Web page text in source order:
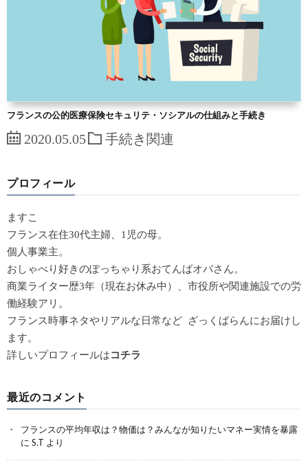
フランスの公的医療保険セキュリテ・ソシアルの仕組みと手続き
2020.05.05 手続き関連
プロフィール
ますこ
フランス在住30代主婦、1児の母。
個人事業主。
おしゃべり好きのぽっちゃり系おてんばオバさん。
商業ライター歴3年（現在お休み中）、市役所や関連施設での労
働経験アリ。
フランス時事ネタやリアルな日常など ざっくばらんにお届けし
ます。
詳しいプロフィールはコチラ
最近のコメント
フランスの平均年収は？物価は？みんなが知りたいマネー実情を暴露
に S.T より